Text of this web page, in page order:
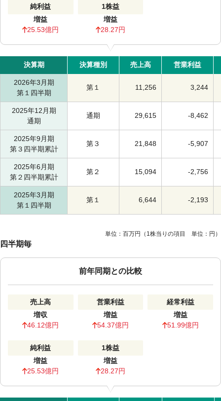
純利益
増益
25.53億円
1株益
増益
28.27円
決算期 決算種別 売上高 営業利益
2026年3月期
第１四半期
第１ 11,256 3,244
2025年12月期
通期
通期 29,615 -8,462
2025年9月期
第３四半期累計
第３ 21,848 -5,907
2025年6月期
第２四半期累計
第２ 15,094 -2,756
2025年3月期
第１四半期
第１ 6,644 -2,193
単位：百万円（1株当りの項目 単位：円）
四半期毎
前年同期との比較
売上高
増収
46.12億円
営業利益
増益
54.37億円
経常利益
増益
51.99億円
純利益
増益
25.53億円
1株益
増益
28.27円